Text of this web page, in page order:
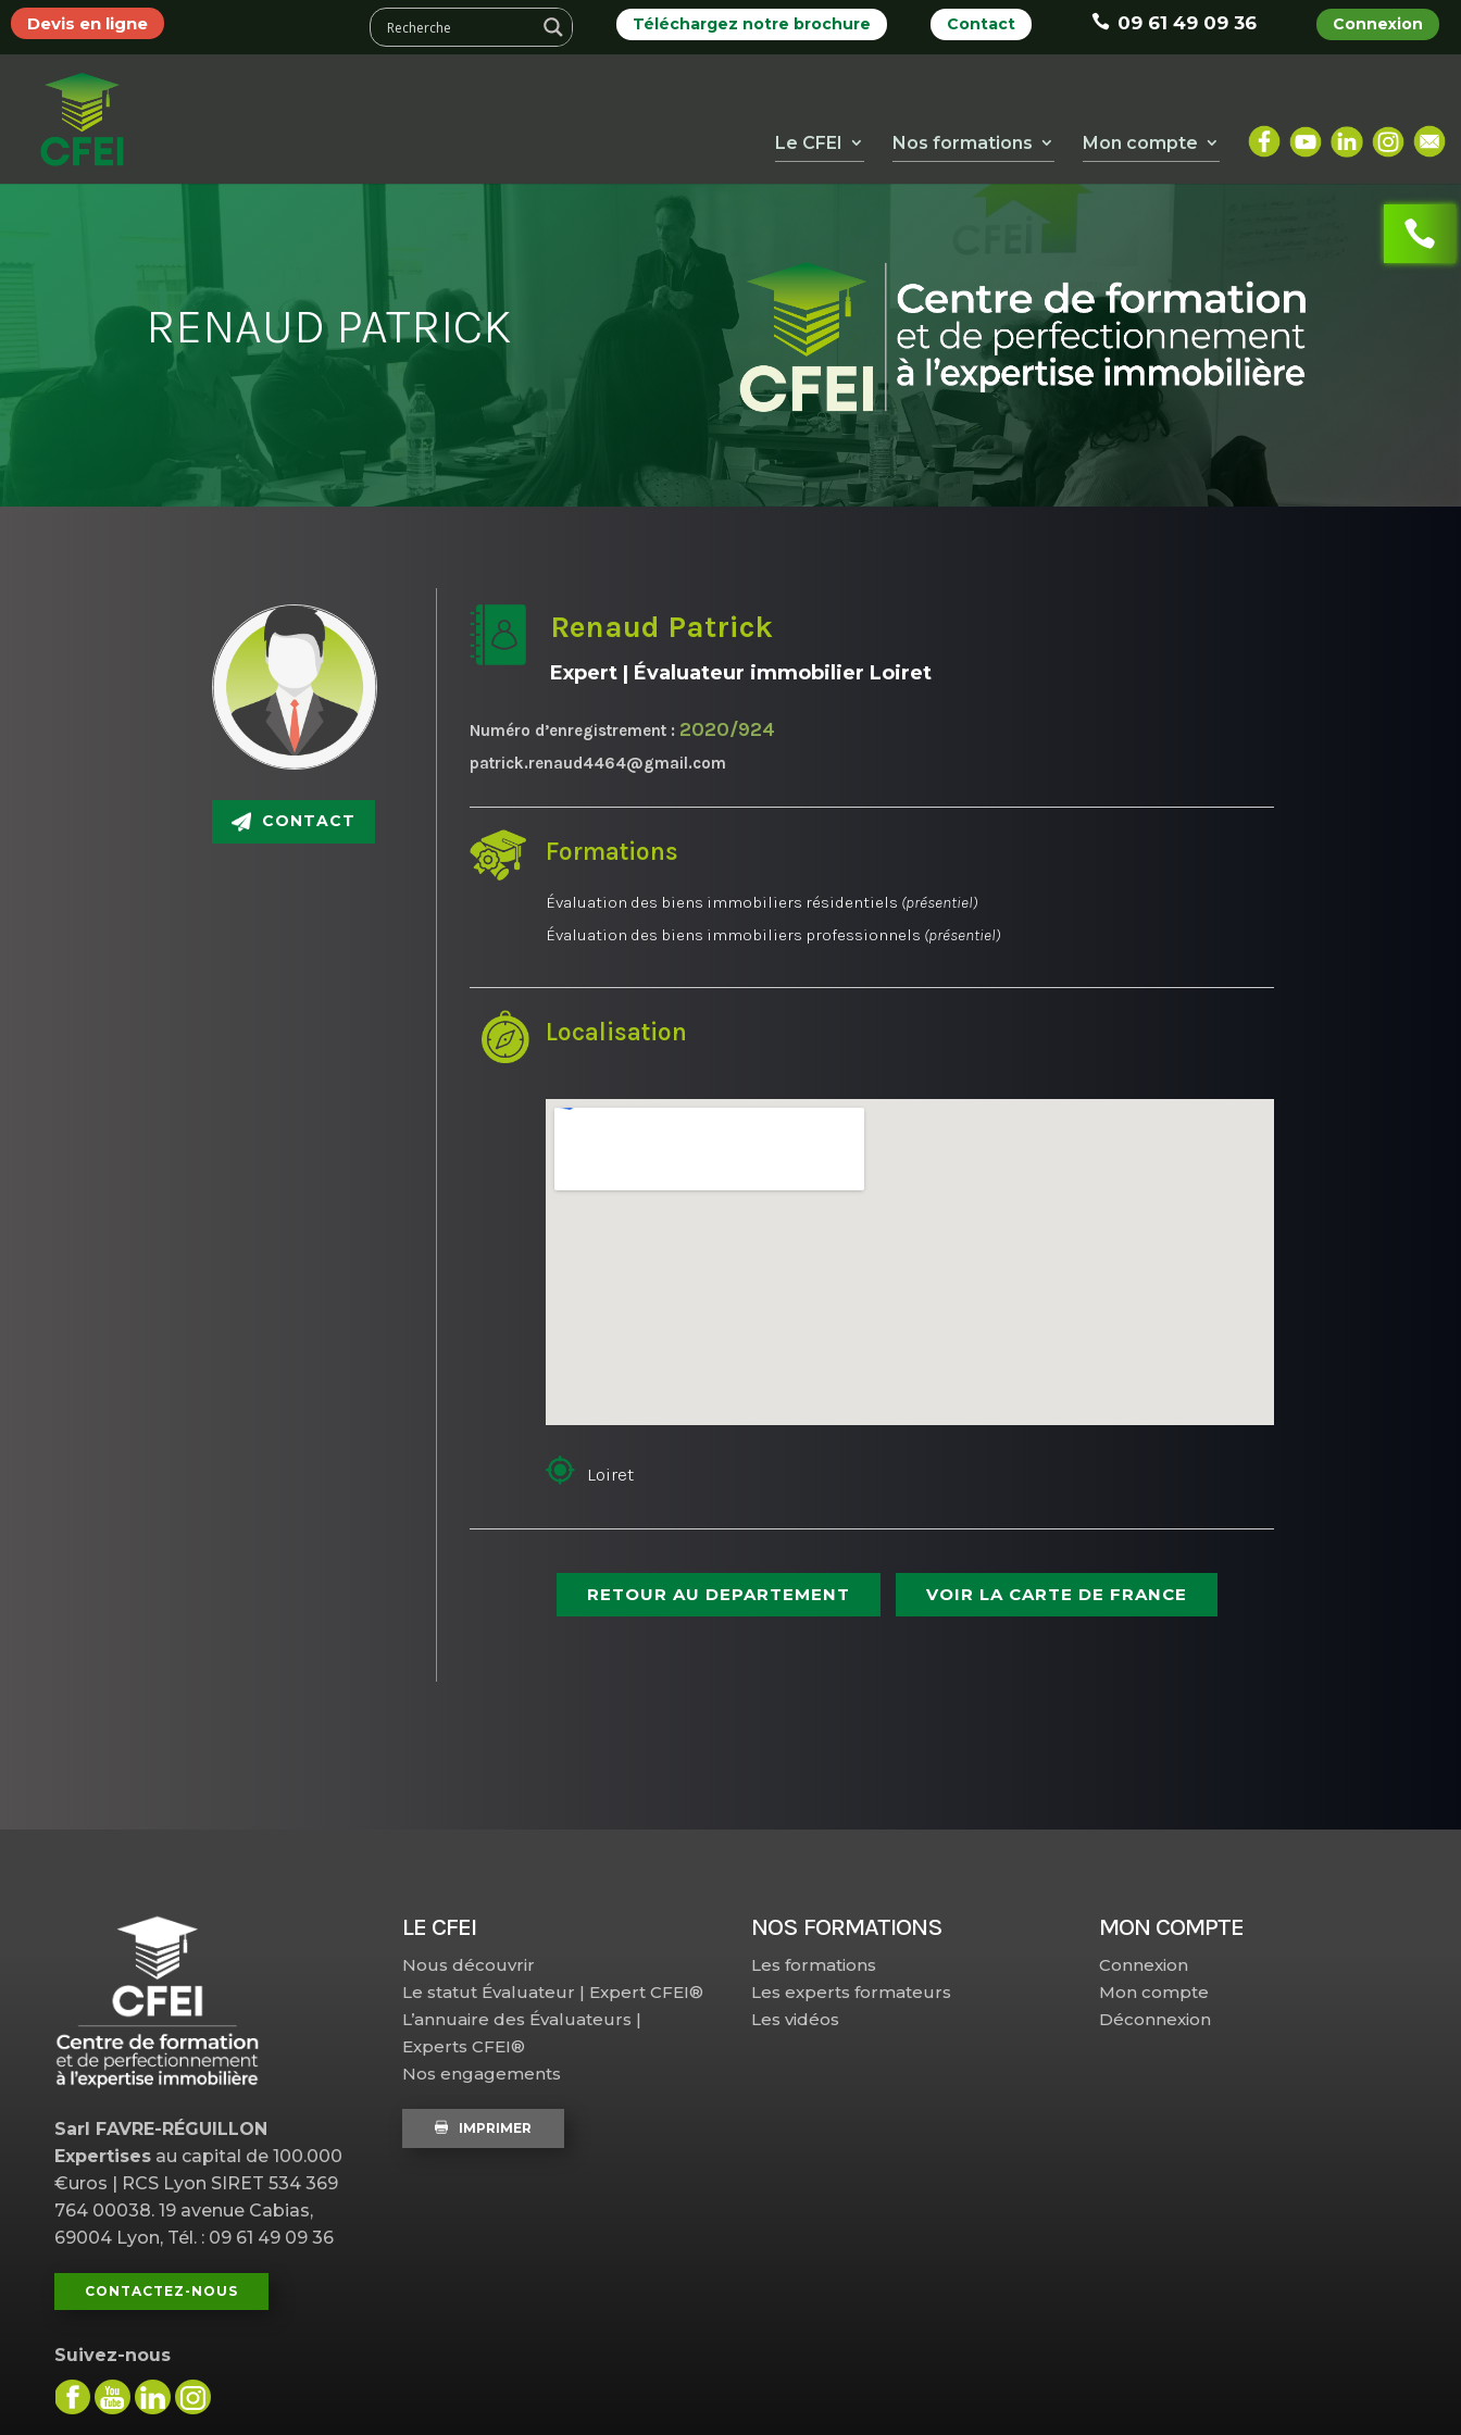
Devis en ligne Connexion
09 61 49 09 36
Contact
Téléchargez notre brochure
Le CFEI Nos formations Mon compte
RENAUD PATRICK
CONTACT
Renaud Patrick
Expert | Évaluateur immobilier Loiret
Numéro d’enregistrement : 2020/924
patrick.renaud4464@gmail.com
Formations
Évaluation des biens immobiliers résidentiels (présentiel)
Évaluation des biens immobiliers professionnels (présentiel)
Localisation
Loiret
RETOUR AU DEPARTEMENT VOIR LA CARTE DE FRANCE
Sarl FAVRE-RÉGUILLON
Expertises au capital de 100.000
€uros | RCS Lyon SIRET 534 369
764 00038. 19 avenue Cabias,
69004 Lyon, Tél. : 09 61 49 09 36
CONTACTEZ-NOUS
Suivez-nous
LE CFEI
Nous découvrir
Le statut Évaluateur | Expert CFEI®
L’annuaire des Évaluateurs |
Experts CFEI®
Nos engagements
IMPRIMER
NOS FORMATIONS
Les formations
Les experts formateurs
Les vidéos
MON COMPTE
Connexion
Mon compte
Déconnexion